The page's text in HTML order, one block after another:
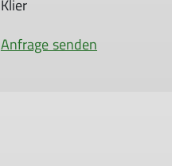
Klier
Anfrage senden